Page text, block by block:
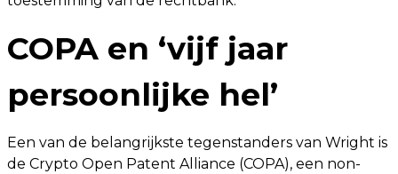
COPA en ‘vijf jaar
persoonlijke hel’
Een van de belangrijkste tegenstanders van Wright is
de Crypto Open Patent Alliance (COPA), een non-